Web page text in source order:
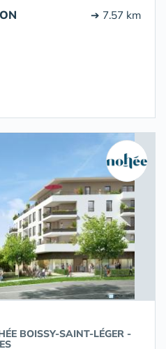
➔ 7.57 km
BOISSY-SAINT-LÉGER -